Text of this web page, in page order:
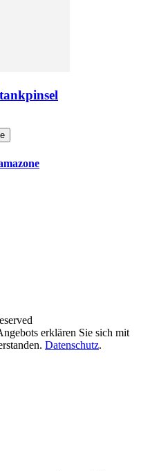
erklären Sie sich mit
Datenschutz.